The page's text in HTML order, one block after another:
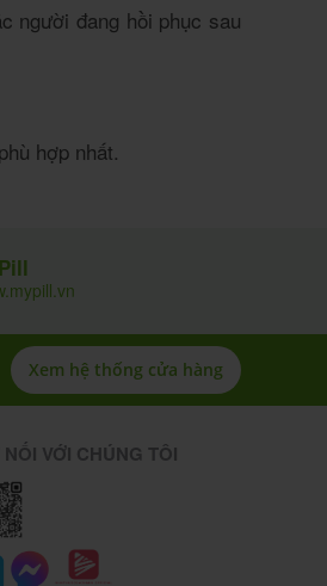
người đang hồi phục sau
hợp nhất.
Xem hệ thống cửa hàng
NỐI VỚI CHÚNG TÔI